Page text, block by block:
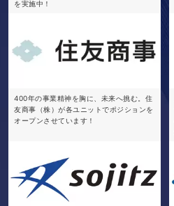
を実施中！
400年の事業精神を胸に、未来へ挑む。住
友商事（株）が各ユニットでポジションを
オープンさせています！